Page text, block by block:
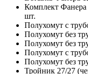
Комплект
шт.
Полухомут с
Полухомут без
Полухомут без
Полухомут с
Полухомут без
Тройник 27/27